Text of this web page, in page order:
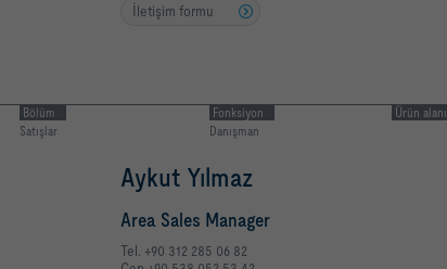
İletişim formu
Bölüm
Satışlar
Fonksiyon
Danışman
Ürün alanı
Aykut Yılmaz
Area Sales Manager
Tel. +90 312 285 06 82